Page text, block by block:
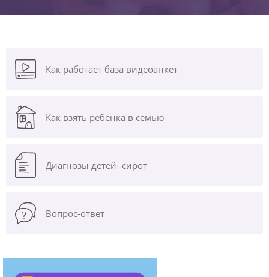
Как работает база видеоанкет
Как взять ребенка в семью
Диагнозы детей- сирот
Вопрос-ответ